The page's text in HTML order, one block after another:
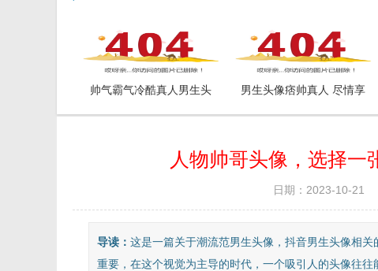
帅气霸气冷酷真人男生头
像，特别的清晰优质的男
男生头像痞帅真人 尽情享
受这野蛮的男人吧
人物帅哥头像，选择一
日期：2023-10-21
导读： 这是一篇关于潮流范男生头像，抖音男生头像相
重要，在这个视觉为主导的时代，一个吸引人的头像往